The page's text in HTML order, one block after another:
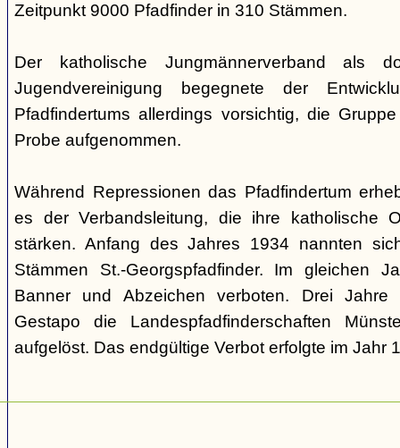
Zeitpunkt 9000 Pfadfinder in 310 Stämmen.
Der katholische Jungmännerverband als
Jugendvereinigung begegnete der
Pfadfindertums allerdings vorsichtig, die
Probe aufgenommen.
Während Repressionen das Pfadfindertum
es der Verbandsleitung, die ihre katholische
stärken. Anfang des Jahres 1934 nannten
Stämmen St.-Georgspfadfinder. Im gleichen
Banner und Abzeichen verboten. Drei
Gestapo die Landespfadfinderschaften
aufgelöst. Das endgültige Verbot erfolgte im Jahr